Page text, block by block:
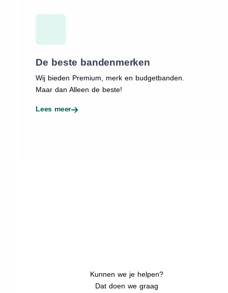
De beste bandenmerken
Wij bieden Premium, merk en budgetbanden.
Maar dan Alleen de beste!
Lees meer
Kunnen we je helpen?
Dat doen we graag